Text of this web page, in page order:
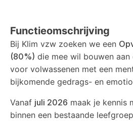
Functieomschrijving
Bij Klim vzw zoeken we een
(80%) die mee wil bouwen
voor volwassenen met een
bijkomende gedrags- en
Vanaf juli 2026 maak je kennis
binnen een bestaande